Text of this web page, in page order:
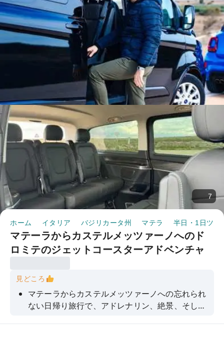
7
ホーム イタリア バジリカータ州 マテラ 半日・1日ツア
マテーラからカステルメッツァーノへのド
ロミテのジェットコースターアドベンチャ
見どころ
マテーラからカステルメッツァーノへの忘れられ
ない日帰り旅行で、アドレナリン、絶景、そして